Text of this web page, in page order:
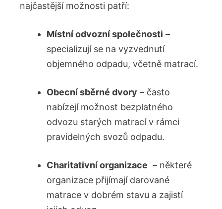
najčastější ⁢možnosti⁤ patří:
Místní odvozní společnosti ‍–
specializují⁣ se na⁣ vyzvednutí
objemného odpadu,⁤ včetně matrací.
Obecní sběrné‍ dvory – často
⁣nabízejí možnost bezplatného
odvozu starých matrací‌ v rámci
pravidelných⁤ svozů odpadu.
Charitativní⁣ organizace ‌ – ‌některé⁤
organizace přijímají‍ darované
matrace v dobrém stavu‌ a zajistí